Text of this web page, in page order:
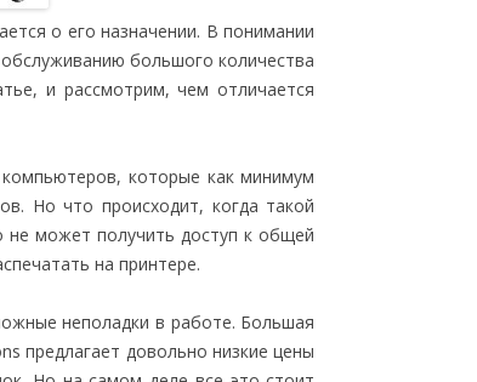
о его назначении. В понимании
большого количества
и рассмотрим, чем отличается
которые как минимум
Но что происходит, когда такой
не может получить доступ к общей
на принтере.
неполадки в работе. Большая
предлагает довольно низкие цены